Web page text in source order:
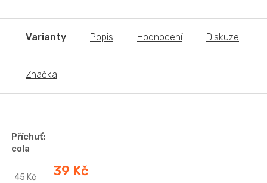
Varianty Popis Hodnocení Diskuze
Značka
Příchuť:
cola
45 Kč 39 Kč